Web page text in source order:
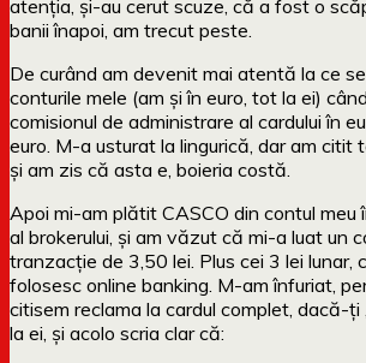
atenția, și-au cerut scuze, că a fost o
banii înapoi, am trecut peste.
De curând am devenit mai atentă la ce
conturile mele (am și în euro, tot la ei)
comisionul de administrare al cardului în
euro. M-a usturat la lingurică, dar am citit
și am zis că asta e, boieria costă.
Apoi mi-am plătit CASCO din contul meu
al brokerului, și am văzut că mi-a luat un
tranzacție de 3,50 lei. Plus cei 3 lei lunar,
folosesc online banking. M-am înfuriat,
citisem reclama la cardul complet, dacă-ți
la ei, și acolo scria clar că: